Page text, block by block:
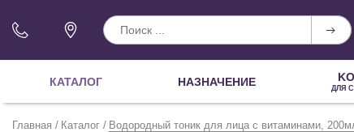
КАТАЛОГ НАЗНАЧЕНИЕ
ДЛЯ
Главная Каталог Водородный тоник для лица с витаминами,